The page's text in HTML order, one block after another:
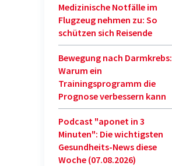
Medizinische Notfälle im
Flugzeug nehmen zu: So
schützen sich Reisende
Bewegung nach Darmkrebs:
Warum ein
Trainingsprogramm die
Prognose verbessern kann
Podcast "aponet in 3
Minuten": Die wichtigsten
Gesundheits-News diese
Woche (07.08.2026)